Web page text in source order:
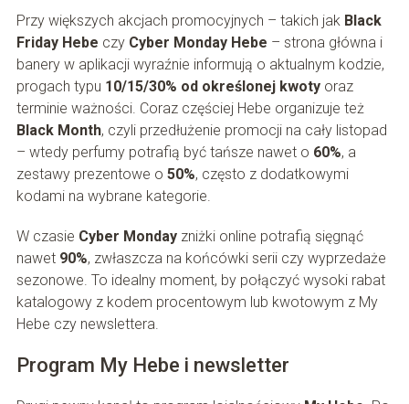
Przy większych akcjach promocyjnych – takich jak Black
Friday Hebe czy Cyber Monday Hebe – strona główna i
banery w aplikacji wyraźnie informują o aktualnym kodzie,
progach typu 10/15/30% od określonej kwotyoraz
terminie ważności. Coraz częściej Hebe organizuje też
Black Month, czyli przedłużenie promocji na cały listopad
– wtedy perfumy potrafią być tańsze nawet o 60%, a
zestawy prezentowe o 50%, często z dodatkowymi
kodami na wybrane kategorie.
W czasie Cyber Mondayzniżki online potrafią sięgnąć
nawet 90%, zwłaszcza na końcówki serii czy wyprzedaże
sezonowe. To idealny moment, by połączyć wysoki rabat
katalogowy z kodem procentowym lub kwotowym z My
Hebe czy newslettera.
Program My Hebe i newsletter